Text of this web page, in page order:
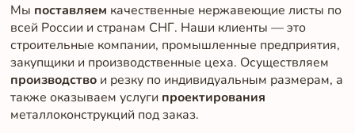
Мы поставляем качественные нержавеющие листы по
всей России и странам СНГ. Наши клиенты — это
строительные компании, промышленные предприятия,
закупщики и производственные цеха. Осуществляем
производствои резку по индивидуальным размерам, а
также оказываем услуги проектирования
металлоконструкций под заказ.